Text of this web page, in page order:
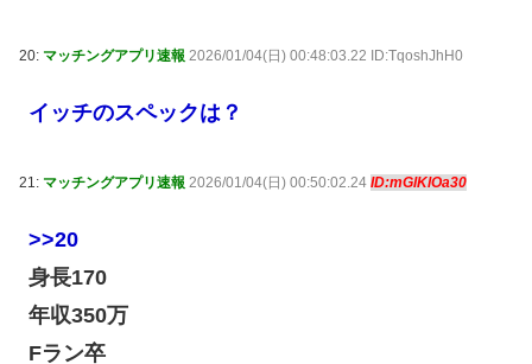
20: マッチングアプリ速報 2026/01/04(日) 00:48:03.22 ID:TqoshJhH0
イッチのスペックは？
21: マッチングアプリ速報 2026/01/04(日) 00:50:02.24 ID:mGlKlOa30
>>20
身長170
年収350万
Fラン卒